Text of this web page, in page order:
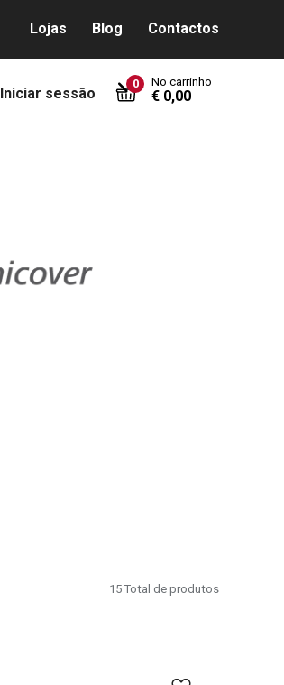
Lojas Blog Contactos
Iniciar sessão
0 No carrinho
€ 0,00
15Total de produtos